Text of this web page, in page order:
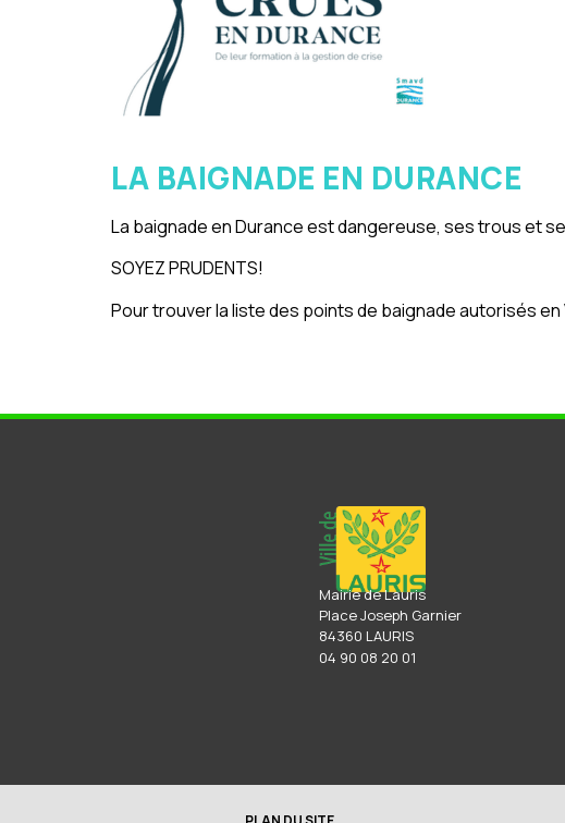
LA BAIGNADE EN DURANCE
La baignade en Durance est dangereuse, ses trous et
SOYEZ PRUDENTS!
Pour trouver la liste des points de baignade autorisés en
Mairie de Lauris
Place Joseph Garnier
84360 LAURIS
04 90 08 20 01